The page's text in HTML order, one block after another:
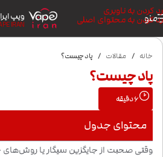
رد کردن به ناوبری
رد کردن به محتوای اصلی
منو ویپ
IRAN
خانه / مقالات / پاد چیست؟
پاد چیست؟
6دقیقه
محتوای جدول
وقتی صحبت از جایگزین سیگار یا روش‌های